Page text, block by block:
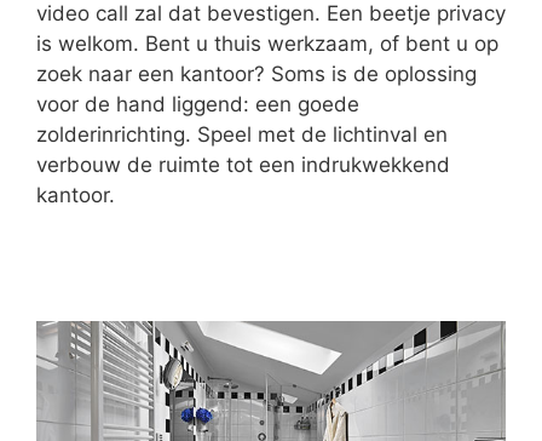
video call zal dat bevestigen. Een beetje privacy
is welkom. Bent u thuis werkzaam, of bent u op
zoek naar een kantoor? Soms is de oplossing
voor de hand liggend: een goede
zolderinrichting. Speel met de lichtinval en
verbouw de ruimte tot een indrukwekkend
kantoor.